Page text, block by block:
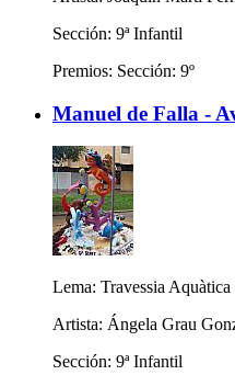
Sección: 9ª Infantil
Premios: Sección: 9º
Manuel de Falla -
Lema: Travessia Aquàtica
Artista: Ángela Grau
Sección: 9ª Infantil